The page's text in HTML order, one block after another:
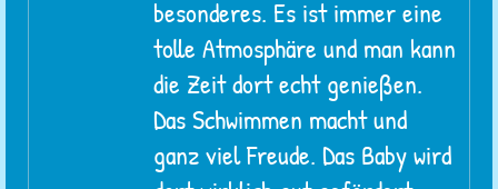
besonderes. Es ist immer eine
tolle Atmosphäre und man kann
die Zeit dort echt genießen.
Das Schwimmen macht und
ganz viel Freude. Das Baby wird